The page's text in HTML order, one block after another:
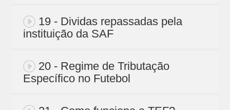
19 - Dividas repassadas pela
instituição da SAF
20 - Regime de Tributação
Específico no Futebol